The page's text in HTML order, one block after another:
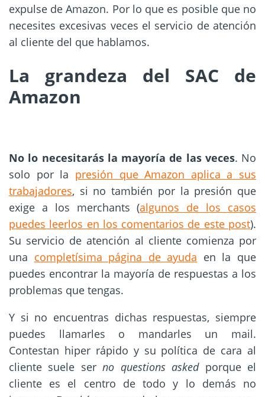
expulse de Amazon. Por lo que es posible que no
necesites excesivas veces el servicio de atención
al cliente del que hablamos.
La grandeza del SAC de
Amazon
No lo necesitarás la mayoría de las veces. No
solo por la presión que Amazon aplica a sus
trabajadores, si no también por la presión que
exige a los merchants (algunos de los casos
puedes leerlos en los comentarios de este post).
Su servicio de atención al cliente comienza por
una completísima página de ayuda en la que
puedes encontrar la mayoría de respuestas a los
problemas que tengas.
Y si no encuentras dichas respuestas, siempre
puedes llamarles o mandarles un mail.
Contestan hiper rápido y su política de cara al
cliente suele serno questions askedporque el
cliente es el centro de todo y lo demás no